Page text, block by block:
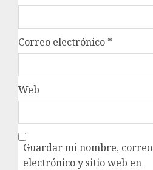
Correo electrónico *
Web
Guardar mi nombre, correo
electrónico y sitio web en